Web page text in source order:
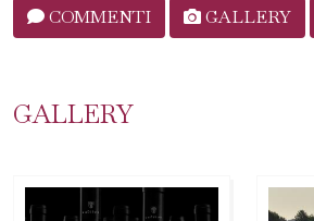
COMMENTI GALLERY
GALLERY